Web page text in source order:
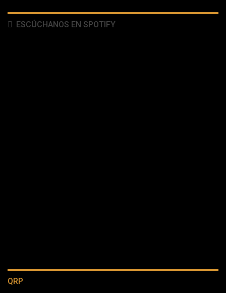
ESCÚCHANOS EN SPOTIFY
QRP